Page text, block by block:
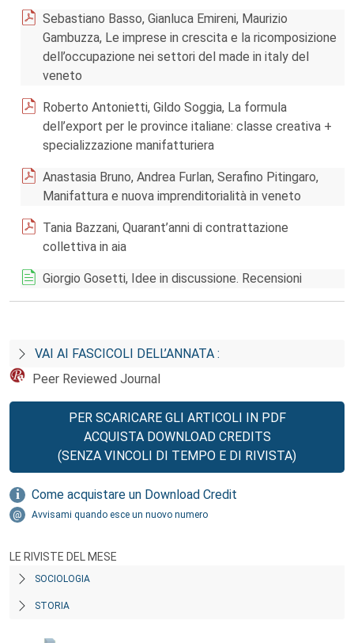
Sebastiano Basso, Gianluca Emireni, Maurizio
Gambuzza, Le imprese in crescita e la ricomposizione
dell’occupazione nei settori del made in italy del
veneto
Roberto Antonietti, Gildo Soggia, La formula
dell’export per le province italiane: classe creativa +
specializzazione manifatturiera
Anastasia Bruno, Andrea Furlan, Serafino Pitingaro,
Manifattura e nuova imprenditorialità in veneto
Tania Bazzani, Quarant’anni di contrattazione
collettiva in aia
Giorgio Gosetti, Idee in discussione. Recensioni
VAI AI FASCICOLI DELL’ANNATA :
Peer Reviewed Journal
PER SCARICARE GLI ARTICOLI IN PDF
ACQUISTA DOWNLOAD CREDITS
(SENZA VINCOLI DI TEMPO E DI RIVISTA)
Come acquistare un Download Credit
Avvisami quando esce un nuovo numero
LE RIVISTE DEL MESE
SOCIOLOGIA
STORIA